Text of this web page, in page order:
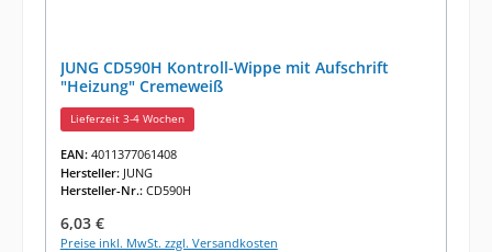
JUNG CD590H Kontroll-Wippe mit Aufschrift
"Heizung" Cremeweiß
Lieferzeit 3-4 Wochen
EAN: 4011377061408
Hersteller: JUNG
Hersteller-Nr.: CD590H
Regulärer Preis:
6,03 €
Preise inkl. MwSt. zzgl. Versandkosten